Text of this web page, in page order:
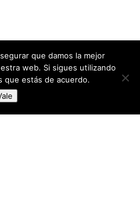
de Estudios y Entrenamiento
que damos la mejor
web. Si sigues utilizando
que estás de acuerdo.